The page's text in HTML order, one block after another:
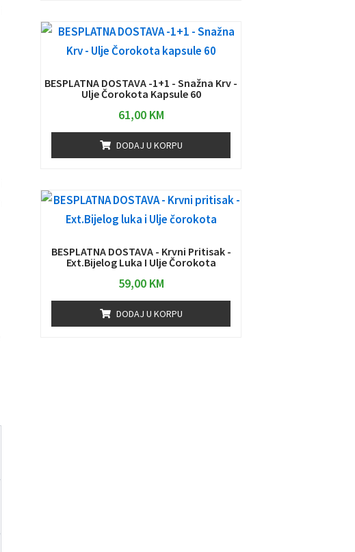
BESPLATNA DOSTAVA -1+1 - Snažna Krv -
Ulje Čorokota Kapsule 60
61,00 KM
DODAJ U KORPU
BESPLATNA DOSTAVA - Krvni Pritisak -
Ext.Bijelog Luka I Ulje Čorokota
59,00 KM
DODAJ U KORPU